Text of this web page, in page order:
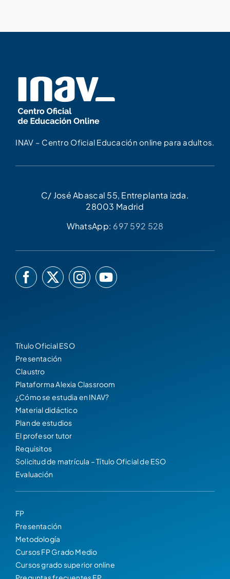
INAV – Centro Oficial Educación online para adultos.
C/ José Abascal 55, Entreplanta izda.
28003 Madrid
WhatsApp: 697 592 528
Título Oficial ESO
Presentación
Claustro
Plataforma Alexia Classroom
¿Cómo se estudia en INAV?
Material didáctico
Plan de estudios
El profesor tutor
Requisitos
Solicitud de matrícula – Título Oficial de ESO
Evaluación
FP
Presentación
Metodología
Cursos FP Grado Medio
Cursos grado superior online